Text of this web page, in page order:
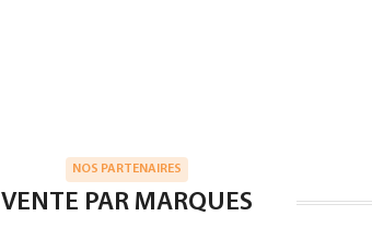
NOS PARTENAIRES
VENTE PAR MARQUES